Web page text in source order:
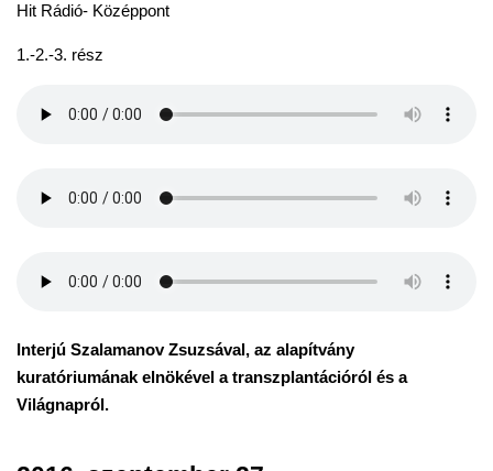
Hit Rádió- Középpont
1.-2.-3. rész
Interjú Szalamanov Zsuzsával, az alapítvány
kuratóriumának elnökével a transzplantációról és a
Világnapról.